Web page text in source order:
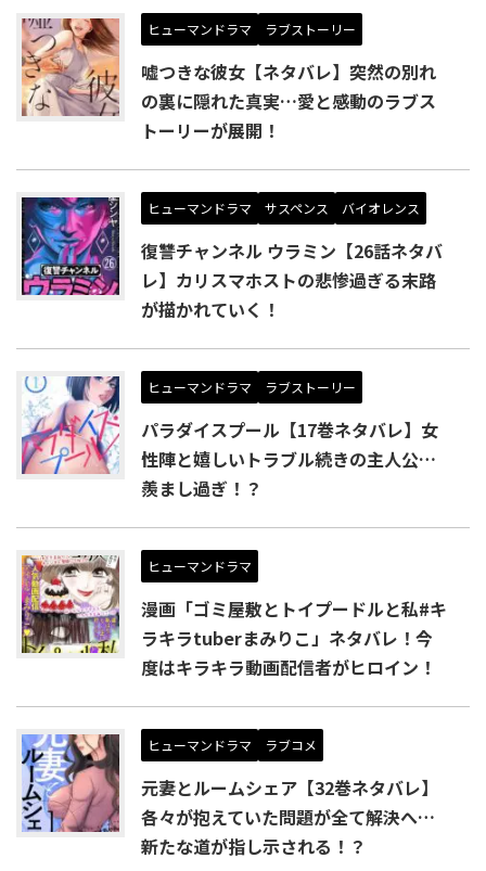
ヒューマンドラマ ラブストーリー
嘘つきな彼女【ネタバレ】突然の別れ
の裏に隠れた真実…愛と感動のラブス
トーリーが展開！
ヒューマンドラマ サスペンス バイオレンス
復讐チャンネル ウラミン【26話ネタバ
レ】カリスマホストの悲惨過ぎる末路
が描かれていく！
ヒューマンドラマ ラブストーリー
パラダイスプール【17巻ネタバレ】女
性陣と嬉しいトラブル続きの主人公…
羨まし過ぎ！？
ヒューマンドラマ
漫画「ゴミ屋敷とトイプードルと私#キ
ラキラtuberまみりこ」ネタバレ！今
度はキラキラ動画配信者がヒロイン！
ヒューマンドラマ ラブコメ
元妻とルームシェア【32巻ネタバレ】
各々が抱えていた問題が全て解決へ…
新たな道が指し示される！？